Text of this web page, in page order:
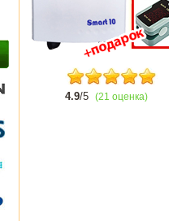
4.9/5 (21 оценка)